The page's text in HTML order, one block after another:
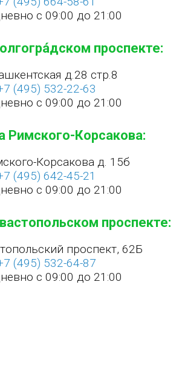
с 09:00 до 21:00
проспекте:
д.28 стр.8
(495) 532-22-63
с 09:00 до 21:00
Римского-Корсакова:
Корсакова д. 15б
(495) 642-45-21
с 09:00 до 21:00
проспекте:
проспект, 62Б
(495) 532-64-87
с 09:00 до 21:00